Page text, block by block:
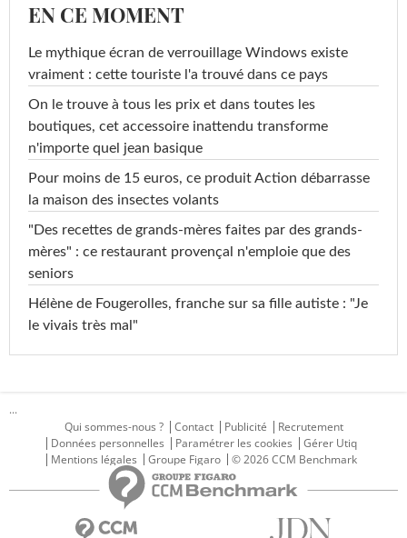
EN CE MOMENT
Le mythique écran de verrouillage Windows existe
vraiment : cette touriste l'a trouvé dans ce pays
On le trouve à tous les prix et dans toutes les
boutiques, cet accessoire inattendu transforme
n'importe quel jean basique
Pour moins de 15 euros, ce produit Action débarrasse
la maison des insectes volants
"Des recettes de grands-mères faites par des grands-
mères" : ce restaurant provençal n'emploie que des
seniors
Hélène de Fougerolles, franche sur sa fille autiste : "Je
le vivais très mal"
...
Qui sommes-nous ?
Contact Publicité
Recrutement
Données personnelles
Paramétrer les cookies
Gérer Utiq
Mentions légales
Groupe Figaro © 2026 CCM Benchmark